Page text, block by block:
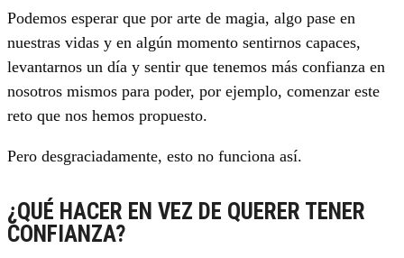
Podemos esperar que por arte de magia, algo pase en
nuestras vidas y en algún momento sentirnos capaces,
levantarnos un día y sentir que tenemos más confianza en
nosotros mismos para poder, por ejemplo, comenzar este
reto que nos hemos propuesto.
Pero desgraciadamente, esto no funciona así.
¿QUÉ HACER EN VEZ DE QUERER TENER
CONFIANZA?